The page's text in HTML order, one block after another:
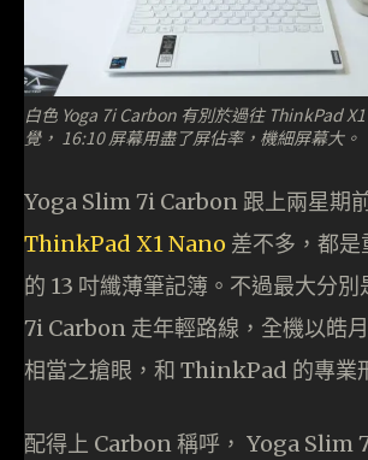
白色 Yoga 7i Carbon 有別於過往 ThinkPad
覺， 16:10 屏幕用盡了屏佔率，機細屏幕大。
Yoga Slim 7i Carbon 跟上兩星期
ThinkPad X1 Nano 差不多，都
的 13 吋纖薄筆記簿。不過最大分
7i Carbon 走年輕路線，全機以皓
相當之搶眼，和 ThinkPad 的專業
配得上 Carbon 稱呼， Yoga Slim